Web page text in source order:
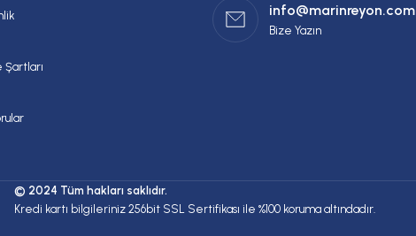
info@marinreyon.com
Bize Yazın
© 2024 Tüm hakları saklıdır.
Kredi kartı bilgileriniz 256bit SSL Sertifikası ile %100 koruma altındadır.